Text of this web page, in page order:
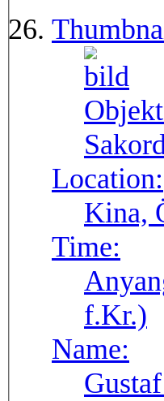
Location:
Kina,
Time:
f.Kr.)
Name: